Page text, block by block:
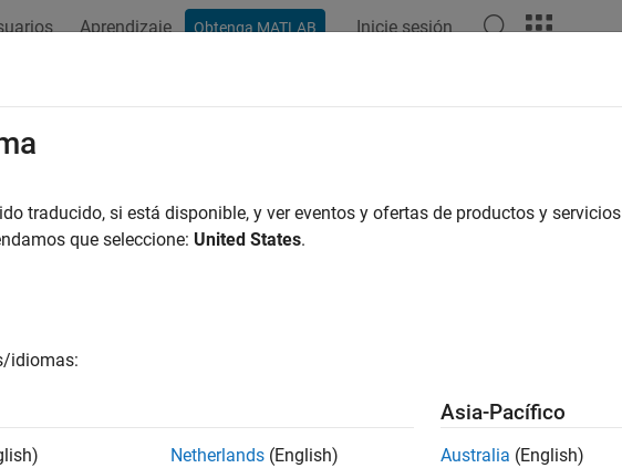
Aprendizaje Obtenga MATLAB Inicie sesión
How useful was this information?
traducido, si está disponible, y ver eventos y ofertas de productos y servicios
que seleccione: United States.
idiomas:
Netherlands (English)
Asia-Pacífico
Australia (English)